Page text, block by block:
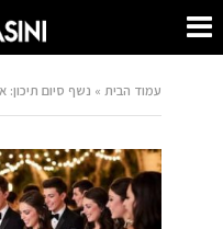
עמוד הבית » נשף סיום תיכון: